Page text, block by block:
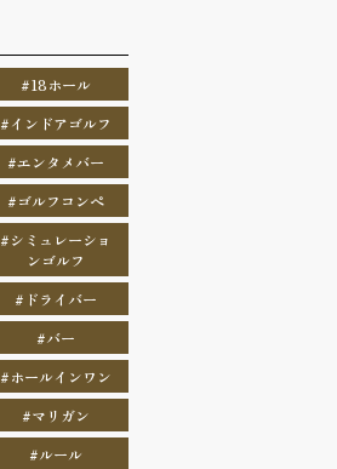
#18ホール
#インドアゴルフ
#エンタメバー
#ゴルフコンペ
#シミュレーショ
ンゴルフ
#ドライバー
#バー
#ホールインワン
#マリガン
#ルール